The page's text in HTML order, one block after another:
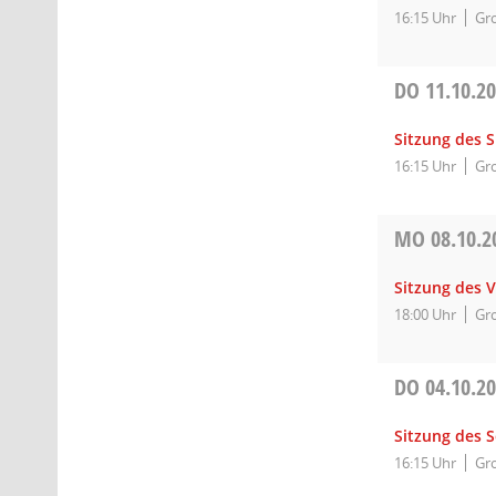
16:15 Uhr
DO
Sitzung des
16:15 Uhr
MO
Sitzung des
18:00 Uhr
DO
Sitzung des
16:15 Uhr